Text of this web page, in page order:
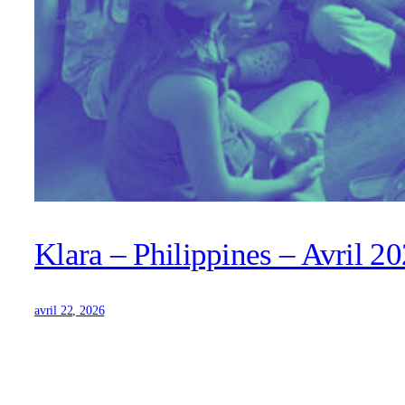
Klara – Philippines – Avril
avril 22, 2026